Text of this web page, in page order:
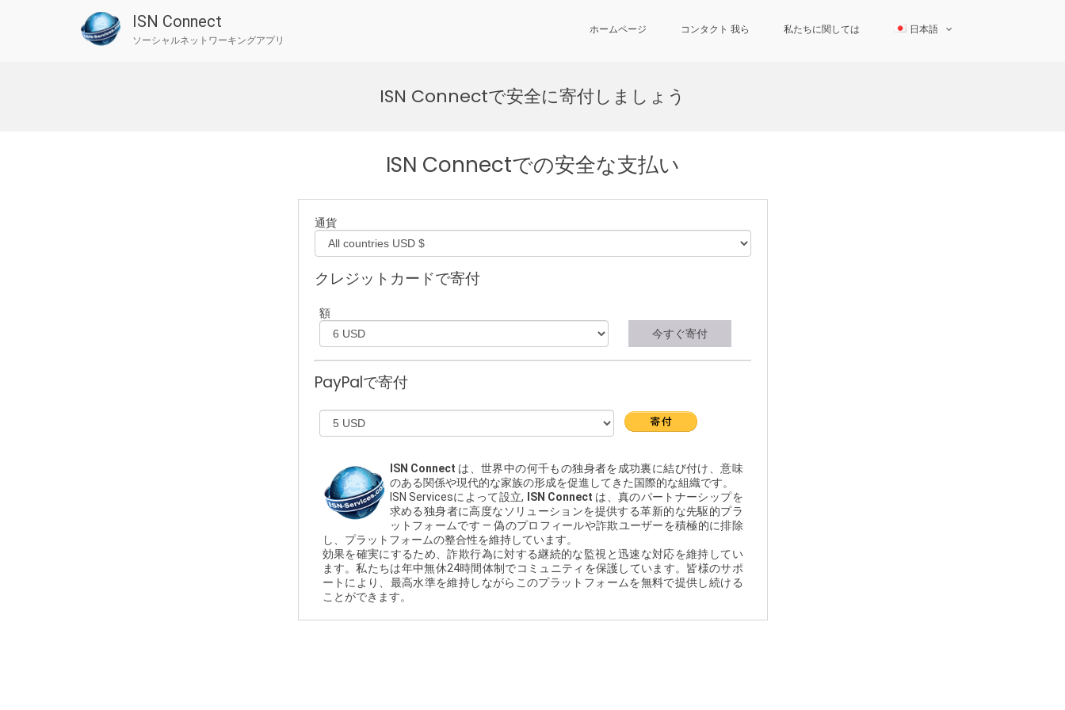
ISN Connect
ソーシャルネットワーキングアプリ
ホームページ コンタクト 我ら 私たちに関しては 日本語
ISN Connectで安全に寄付しましょう
ISN Connectでの安全な支払い
通貨
クレジットカードで寄付
額
今すぐ寄付
PayPalで寄付
ISN Connect は、世界中の何千もの独身者を成功裏に結び付け、意味
のある関係や現代的な家族の形成を促進してきた国際的な組織です。
ISN Servicesによって設立, ISN Connect は、真のパートナーシップを
求める独身者に高度なソリューションを提供する革新的な先駆的プラ
ットフォームです —偽のプロフィールや詐欺ユーザーを積極的に排除
し、プラットフォームの整合性を維持しています。
効果を確実にするため、詐欺行為に対する継続的な監視と迅速な対応を維持してい
ます。私たちは年中無休24時間体制でコミュニティを保護しています。皆様のサポ
ートにより、最高水準を維持しながらこのプラットフォームを無料で提供し続ける
ことができます。